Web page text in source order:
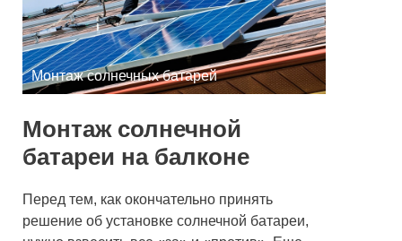
Монтаж солнечных батарей
Монтаж солнечной
батареи на балконе
Перед тем, как окончательно принять
решение об установке солнечной батареи,